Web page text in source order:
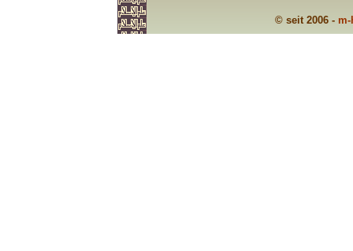
© seit 2006 -